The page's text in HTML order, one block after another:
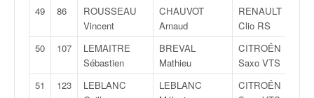
49
86
ROUSSEAU
Vincent
CHAUVOT
Arnaud
RENAULT
Clio RS
50
107
LEMAITRE
Sébastien
BREVAL
Mathieu
CITROËN
Saxo VTS
51
123
LEBLANC
LEBLANC
CITROËN